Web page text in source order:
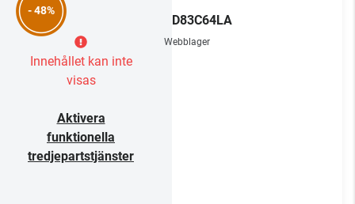
- 48%
Innehållet kan inte
visas
Aktivera
funktionella
tredjepartstjänster
OLED83C64LA
Webblager